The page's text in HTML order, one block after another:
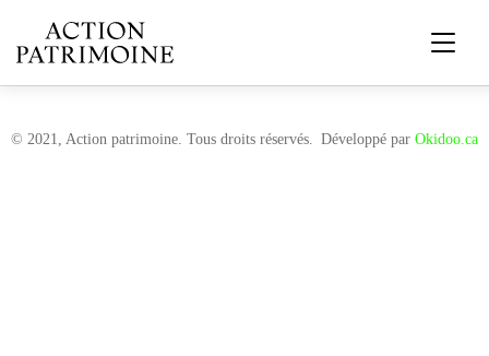
© 2021, Action patrimoine. Tous droits réservés. Développé par Okidoo.ca